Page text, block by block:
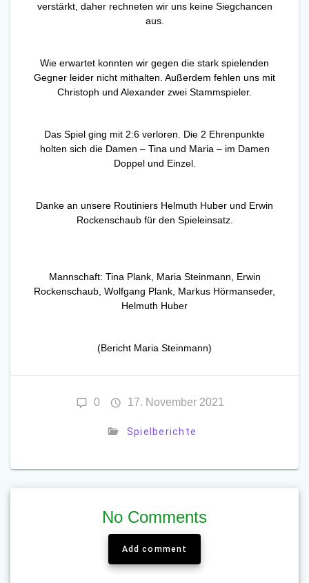
verstärkt, daher rechneten wir uns keine Siegchancen
aus.
Wie erwartet konnten wir gegen die stark spielenden
Gegner leider nicht mithalten. Außerdem fehlen uns mit
Christoph und Alexander zwei Stammspieler.
Das Spiel ging mit 2:6 verloren. Die 2 Ehrenpunkte
holten sich die Damen – Tina und Maria – im Damen
Doppel und Einzel.
Danke an unsere Routiniers Helmuth Huber und Erwin
Rockenschaub für den Spieleinsatz.
Mannschaft: Tina Plank, Maria Steinmann, Erwin
Rockenschaub, Wolfgang Plank, Markus Hörmanseder,
Helmuth Huber
(Bericht Maria Steinmann)
0 17. November 2021
Spielberichte
No Comments
Add comment